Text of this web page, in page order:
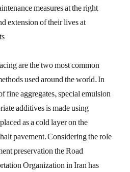
measures at the right
extension of their lives at
are the two most common
used around the world. In
fine aggregates, special emulsion
additives is made using
as a cold layer on the
pavement. Considering the role
preservation the Road
Organization in Iran has